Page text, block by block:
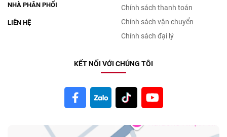
NHÀ PHÂN PHỐI
LIÊN HỆ
Chính sách thanh toán
Chính sách vận chuyển
Chính sách đại lý
KẾT NỐI VỚI CHÚNG TÔI